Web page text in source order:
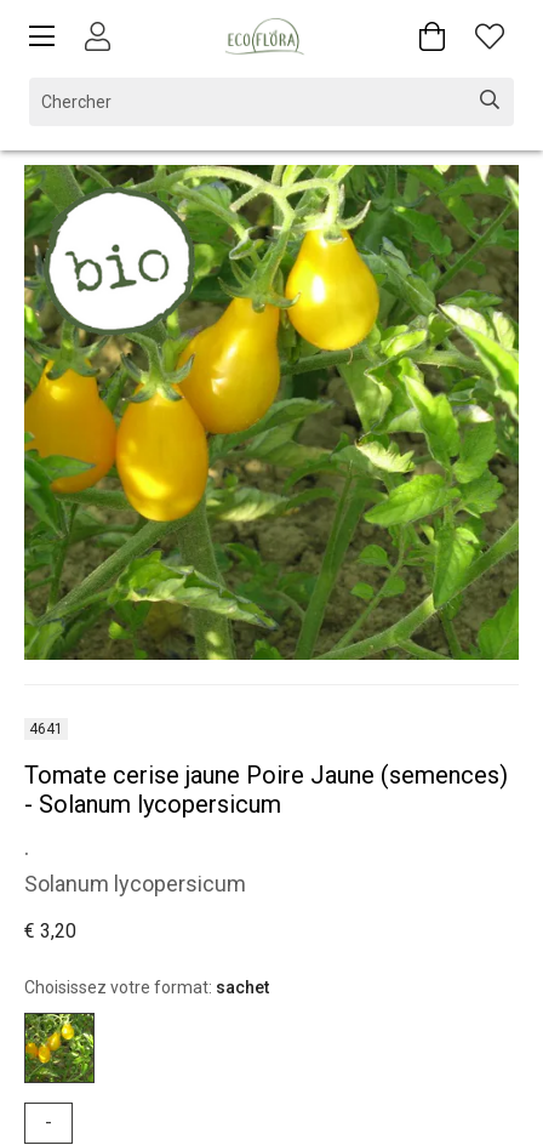
4641
Tomate cerise jaune Poire Jaune (semences)
- Solanum lycopersicum
.
Solanum lycopersicum
€ 3,20
Choisissez votre format: sachet
-